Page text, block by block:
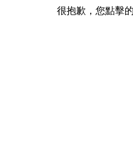
很抱歉，您點擊